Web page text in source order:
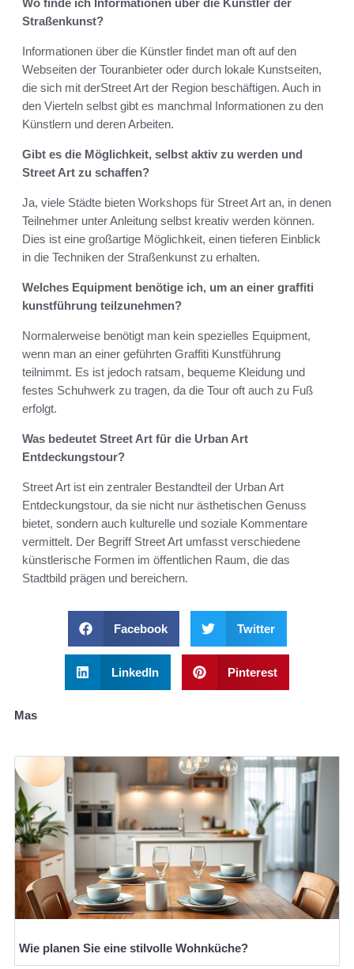
Straßenkunst?
Informationen über die Künstler findet man oft auf den
Webseiten der Touranbieter oder durch lokale Kunstseiten,
die sich mit derStreet Art der Region beschäftigen. Auch in
den Vierteln selbst gibt es manchmal Informationen zu den
Künstlern und deren Arbeiten.
Gibt es die Möglichkeit, selbst aktiv zu werden und
Street Art zu schaffen?
Ja, viele Städte bieten Workshops für Street Art an, in denen
Teilnehmer unter Anleitung selbst kreativ werden können.
Dies ist eine großartige Möglichkeit, einen tieferen Einblick
in die Techniken der Straßenkunst zu erhalten.
Welches Equipment benötige ich, um an einer graffiti
kunstführung teilzunehmen?
Normalerweise benötigt man kein spezielles Equipment,
wenn man an einer geführten Graffiti Kunstführung
teilnimmt. Es ist jedoch ratsam, bequeme Kleidung und
festes Schuhwerk zu tragen, da die Tour oft auch zu Fuß
erfolgt.
Was bedeutet Street Art für die Urban Art
Entdeckungstour?
Street Art ist ein zentraler Bestandteil der Urban Art
Entdeckungstour, da sie nicht nur ästhetischen Genuss
bietet, sondern auch kulturelle und soziale Kommentare
vermittelt. Der Begriff Street Art umfasst verschiedene
künstlerische Formen im öffentlichen Raum, die das
Stadtbild prägen und bereichern.
Facebook Twitter
LinkedIn Pinterest
Mas
Wie planen Sie eine stilvolle Wohnküche?